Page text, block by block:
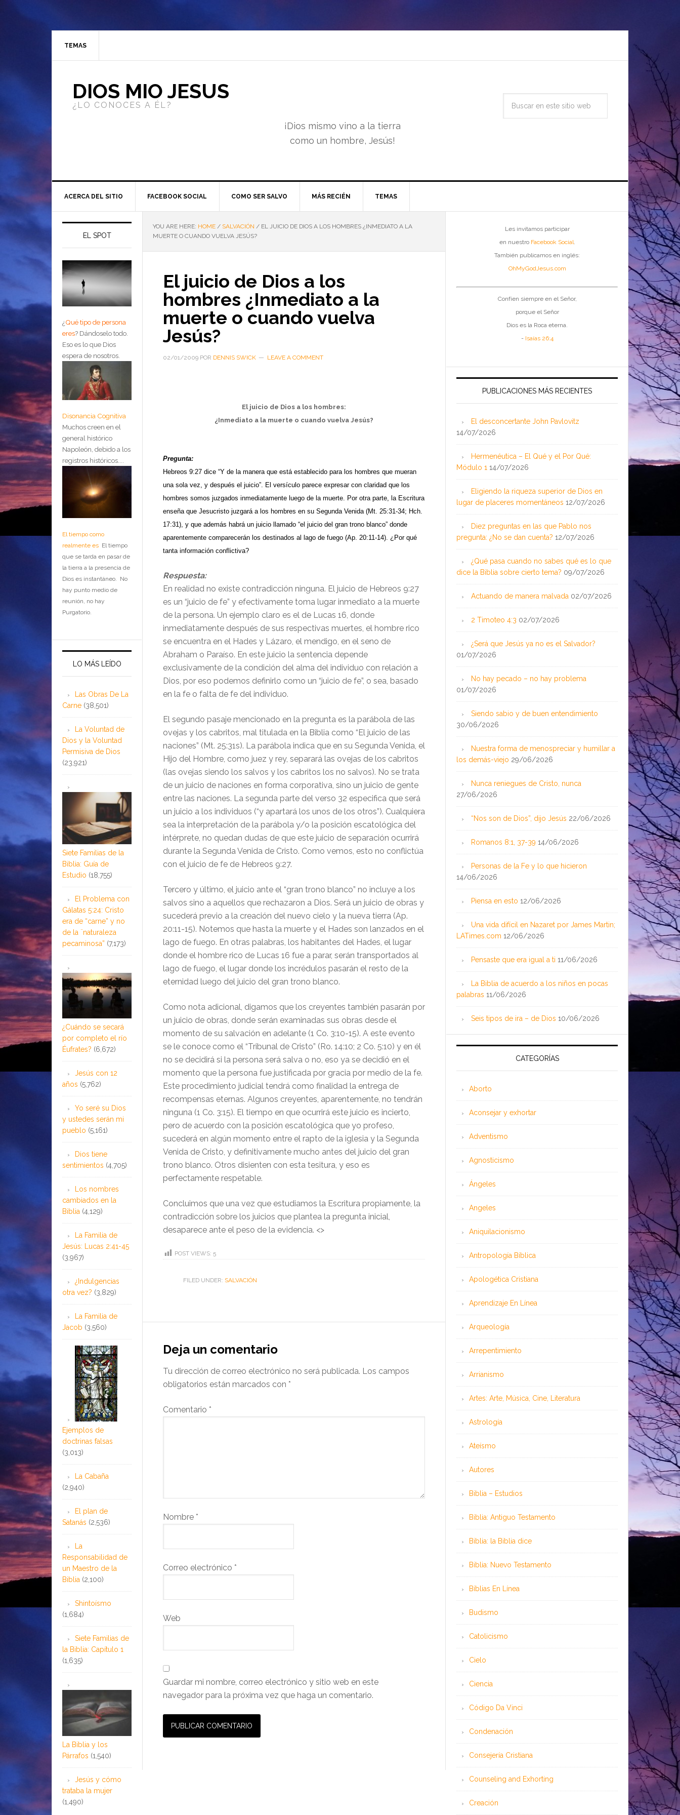
TEMAS
DIOS MIO JESUS
¿LO CONOCES A ÉL?
¡Dios mismo vino a la tierra
como un hombre, Jesús!
ACERCA DEL SITIO FACEBOOK SOCIAL COMO SER SALVO MÁS RECIÉN TEMAS
YOU ARE HERE: HOME / SALVACIÓN / EL JUICIO DE DIOS A LOS HOMBRES ¿INMEDIATO A LA
MUERTE O CUANDO VUELVA JESÚS?
El juicio de Dios a los
hombres ¿Inmediato a la
muerte o cuando vuelva
Jesús?
02/01/2009 POR DENNIS SWICK LEAVE A COMMENT
El juicio de Dios a los hombres:
¿Inmediato a la muerte o cuando vuelva Jesús?
Pregunta:
Hebreos 9:27 dice “Y de la manera que está establecido para los hombres que mueran
una sola vez, y después el juicio”. El versículo parece expresar con claridad que los
hombres somos juzgados inmediatamente luego de la muerte. Por otra parte, la Escritura
enseña que Jesucristo juzgará a los hombres en su Segunda Venida (Mt. 25:31-34; Hch.
17:31), y que además habrá un juicio llamado “el juicio del gran trono blanco” donde
aparentemente comparecerán los destinados al lago de fuego (Ap. 20:11-14). ¿Por qué
tanta información conflictiva?
Respuesta:
En realidad no existe contradicción ninguna. El juicio de Hebreos 9:27
es un “juicio de fe” y efectivamente toma lugar inmediato a la muerte
de la persona. Un ejemplo claro es el de Lucas 16, donde
inmediatamente después de sus respectivas muertes, el hombre rico
se encuentra en el Hades y Lázaro, el mendigo, en el seno de
Abraham o Paraíso. En este juicio la sentencia depende
exclusivamente de la condición del alma del individuo con relación a
Dios, por eso podemos definirlo como un “juicio de fe”, o sea, basado
en la fe o falta de fe del individuo.
El segundo pasaje mencionado en la pregunta es la parábola de las
ovejas y los cabritos, mal titulada en la Biblia como “El juicio de las
naciones” (Mt. 25:31s). La parábola indica que en su Segunda Venida, el
Hijo del Hombre, como juez y rey, separará las ovejas de los cabritos
(las ovejas siendo los salvos y los cabritos los no salvos). No se trata
de un juicio de naciones en forma corporativa, sino un juicio de gente
entre las naciones. La segunda parte del verso 32 especifica que será
un juicio a los individuos (“y apartará los unos de los otros”). Cualquiera
sea la interpretación de la parábola y/o la posición escatológica del
intérprete, no quedan dudas de que este juicio de separación ocurrirá
durante la Segunda Venida de Cristo. Como vemos, esto no conflictúa
con el juicio de fe de Hebreos 9:27.
Tercero y último, el juicio ante el “gran trono blanco” no incluye a los
salvos sino a aquellos que rechazaron a Dios. Será un juicio de obras y
sucederá previo a la creación del nuevo cielo y la nueva tierra (Ap.
20:11-15). Notemos que hasta la muerte y el Hades son lanzados en el
lago de fuego. En otras palabras, los habitantes del Hades, el lugar
donde el hombre rico de Lucas 16 fue a parar, serán transportados al
lago de fuego, el lugar donde los incrédulos pasarán el resto de la
eternidad luego del juicio del gran trono blanco.
Como nota adicional, digamos que los creyentes también pasarán por
un juicio de obras, donde serán examinadas sus obras desde el
momento de su salvación en adelante (1 Co. 3:10-15). A este evento
se le conoce como el “Tribunal de Cristo” (Ro. 14:10; 2 Co. 5:10) y en él
no se decidirá si la persona será salva o no, eso ya se decidió en el
momento que la persona fue justificada por gracia por medio de la fe.
Este procedimiento judicial tendrá como finalidad la entrega de
recompensas eternas. Algunos creyentes, aparentemente, no tendrán
ninguna (1 Co. 3:15). El tiempo en que ocurrirá este juicio es incierto,
pero de acuerdo con la posición escatológica que yo profeso,
sucederá en algún momento entre el rapto de la iglesia y la Segunda
Venida de Cristo, y definitivamente mucho antes del juicio del gran
trono blanco. Otros disienten con esta tesitura, y eso es
perfectamente respetable.
Concluimos que una vez que estudiamos la Escritura propiamente, la
contradicción sobre los juicios que plantea la pregunta inicial,
desaparece ante el peso de la evidencia. <>
POST VIEWS: 5
FILED UNDER: SALVACIÓN
Deja un comentario
Tu dirección de correo electrónico no será publicada. Los campos
obligatorios están marcados con *
Comentario *
Nombre *
Correo electrónico *
Web
Guardar mi nombre, correo electrónico y sitio web en este
navegador para la próxima vez que haga un comentario.
Les invitamos participar
en nuestro Facebook Social.
También publicamos en inglés:
OhMyGodJesus.com
Confíen siempre en el Señor,
porque el Señor
Dios es la Roca eterna.
- Isaías 26:4
PUBLICACIONES MÁS RECIENTES
El desconcertante John Pavlovitz
14/07/2026
Hermenéutica – El Qué y el Por Qué:
Módulo 1 14/07/2026
Eligiendo la riqueza superior de Dios en
lugar de placeres momentáneos 12/07/2026
Diez preguntas en las que Pablo nos
pregunta: ¿No se dan cuenta? 12/07/2026
¿Qué pasa cuando no sabes qué es lo que
dice la Biblia sobre cierto tema? 09/07/2026
Actuando de manera malvada 02/07/2026
2 Timoteo 4:3 02/07/2026
¿Será que Jesús ya no es el Salvador?
01/07/2026
No hay pecado – no hay problema
01/07/2026
Siendo sabio y de buen entendimiento
30/06/2026
Nuestra forma de menospreciar y humillar a
los demás-viejo 29/06/2026
Nunca reniegues de Cristo, nunca
27/06/2026
“Nos son de Dios”, dijo Jesús 22/06/2026
Romanos 8:1, 37-39 14/06/2026
Personas de la Fe y lo que hicieron
14/06/2026
Piensa en esto 12/06/2026
Una vida difícil en Nazaret por James Martin;
LATimes.com 12/06/2026
Pensaste que era igual a ti 11/06/2026
La Biblia de acuerdo a los niños en pocas
palabras 11/06/2026
Seis tipos de ira – de Dios 10/06/2026
CATEGORÍAS
Aborto
Aconsejar y exhortar
Adventismo
Agnosticismo
Ángeles
Angeles
Aniquilacionismo
Antropología Bíblica
Apologética Cristiana
Aprendizaje En Línea
Arqueología
Arrepentimiento
Arrianismo
Artes: Arte, Música, Cine, Literatura
Astrología
Ateísmo
Autores
Biblia – Estudios
Biblia: Antiguo Testamento
Biblia: la Biblia dice
Biblia: Nuevo Testamento
Bíblias En Línea
Budismo
Catolicismo
Cielo
Ciencia
Código Da Vinci
Condenación
Consejería Cristiana
Counseling and Exhorting
Creación
EL SPOT
¿Qué tipo de persona
eres? Dándoselo todo.
Eso es lo que Dios
espera de nosotros.
Disonancia Cognitiva
Muchos creen en el
general histórico
Napoleón, debido a los
registros históricos....
El tiempo como
realmente es El tiempo
que se tarda en pasar de
la tierra a la presencia de
Dios es instantáneo. No
hay punto medio de
reunión, no hay
Purgatorio.
LO MÁS LEÍDO
Las Obras De La
Carne (38,501)
La Voluntad de
Dios y la Voluntad
Permisiva de Dios
(23,921)
Siete Familias de la
Biblia: Guía de
Estudio (18,755)
El Problema con
Gálatas 5:24: Cristo
era de “carne” y no
de la ¨naturaleza
pecaminosa” (7,173)
¿Cuándo se secará
por completo el río
Éufrates? (6,672)
Jesús con 12
años (5,762)
Yo seré su Dios
y ustedes serán mi
pueblo (5,161)
Dios tiene
sentimientos (4,705)
Los nombres
cambiados en la
Biblia (4,129)
La Familia de
Jesús: Lucas 2:41-45
(3,967)
¿Indulgencias
otra vez? (3,829)
La Familia de
Jacob (3,560)
Ejemplos de
doctrinas falsas
(3,013)
La Cabaña
(2,940)
El plan de
Satanás (2,536)
La
Responsabilidad de
un Maestro de la
Biblia (2,100)
Shintoísmo
(1,684)
Siete Familias de
la Biblia: Capítulo 1
(1,635)
La Biblia y los
Párrafos (1,540)
Jesús y cómo
trataba la mujer
(1,490)